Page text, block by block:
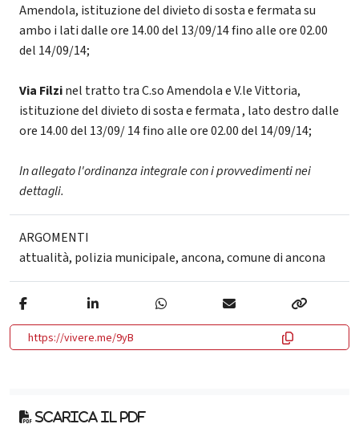
Amendola, istituzione del divieto di sosta e fermata su
ambo i lati dalle ore 14.00 del 13/09/14 fino alle ore 02.00
del 14/09/14;
Via Filzinel tratto tra C.so Amendola e V.le Vittoria,
istituzione del divieto di sosta e fermata , lato destro dalle
ore 14.00 del 13/09/ 14 fino alle ore 02.00 del 14/09/14;
In allegato l'ordinanza integrale con i provvedimenti nei
dettagli.
ARGOMENTI
attualità, polizia municipale,ancona,comune di ancona
https://vivere.me/9yB
Scarica il pdf